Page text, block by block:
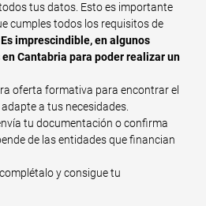
tus datos. Esto es importante
cumples todos los requisitos de
Es imprescindible, en algunos
Cantabria para poder realizar un
oferta formativa para encontrar el
a tus necesidades.
tu documentación o confirma
de las entidades que financian
y consigue tu